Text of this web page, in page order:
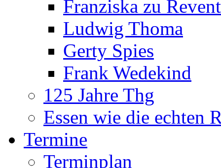
Franziska zu
Ludwig Thoma
Gerty Spies
Frank Wedekind
125 Jahre Thg
Essen wie die echten
Termine
Terminplan